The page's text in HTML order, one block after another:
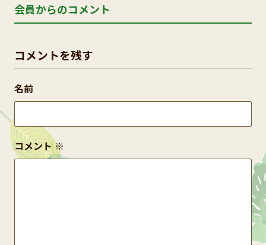
会員からのコメント
コメントを残す
コメント※
名前